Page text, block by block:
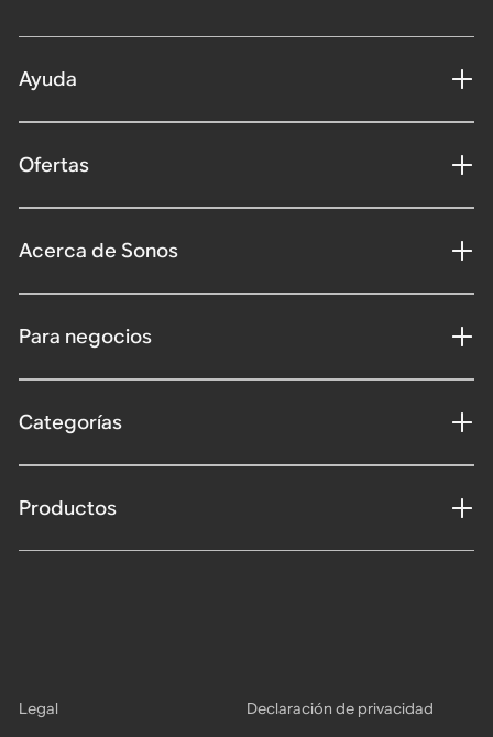
Ayuda
Ofertas
Acerca de Sonos
Para negocios
Categorías
Productos
Legal
Declaración de privacidad